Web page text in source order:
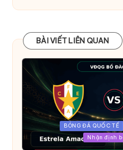
BÀI VIẾT LIÊN QUAN
Posted
in
BÓNG ĐÁ QUỐC TẾ
Nhận định